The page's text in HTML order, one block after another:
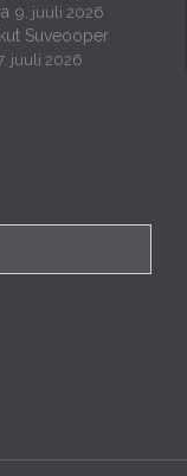
9. juuli 2026
Suveooper
juuli 2026